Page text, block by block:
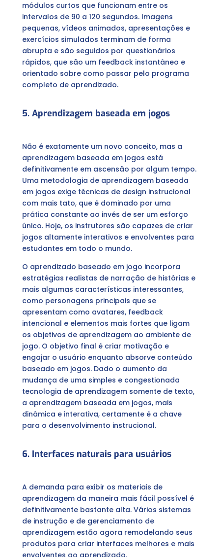
módulos curtos que funcionam entre os
intervalos de 90 a 120 segundos. Imagens
pequenas, vídeos animados, apresentações e
exercícios simulados terminam de forma
abrupta e são seguidos por questionários
rápidos, que são um feedback instantâneo e
orientado sobre como passar pelo programa
completo de aprendizado.
5. Aprendizagem baseada em jogos
Não é exatamente um novo conceito, mas a
aprendizagem baseada em jogos está
definitivamente em ascensão por algum tempo.
Uma metodologia de aprendizagem baseada
em jogos exige técnicas de design instrucional
com mais tato, que é dominado por uma
prática constante ao invés de ser um esforço
único. Hoje, os instrutores são capazes de criar
jogos altamente interativos e envolventes para
estudantes em todo o mundo.
O aprendizado baseado em jogo incorpora
estratégias realistas de narração de histórias e
mais algumas características interessantes,
como personagens principais que se
apresentam como avatares, feedback
intencional e elementos mais fortes que ligam
os objetivos de aprendizagem ao ambiente de
jogo. O objetivo final é criar motivação e
engajar o usuário enquanto absorve conteúdo
baseado em jogos. Dado o aumento da
mudança de uma simples e congestionada
tecnologia de aprendizagem somente de texto,
a aprendizagem baseada em jogos, mais
dinâmica e interativa, certamente é a chave
para o desenvolvimento instrucional.
6. Interfaces naturais para usuários
A demanda para exibir os materiais de
aprendizagem da maneira mais fácil possível é
definitivamente bastante alta. Vários sistemas
de instrução e de gerenciamento de
aprendizagem estão agora remodelando seus
produtos para criar interfaces melhores e mais